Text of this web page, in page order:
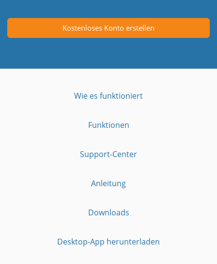
Kostenloses Konto erstellen
Wie es funktioniert
Funktionen
Support-Center
Anleitung
Downloads
Desktop-App herunterladen